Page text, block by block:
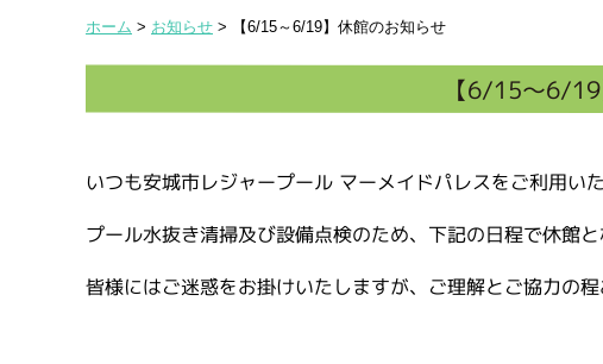
ホーム > お知らせ > 【6/15～6/19】休館のお知らせ
【6/15～6/
いつも安城市レジャープール マーメイドパレスをご利用い
プール水抜き清掃及び設備点検のため、下記の日程で休館と
皆様にはご迷惑をお掛けいたしますが、ご理解とご協力の程